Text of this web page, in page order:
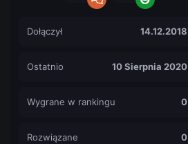
Dołączył 14.12.2018
Ostatnio 10 Sierpnia 2020
Wygrane w rankingu 0
Rozwiązane 0